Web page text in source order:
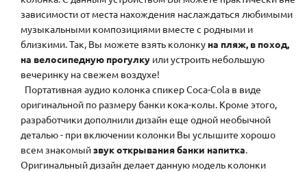
зависимости от места нахождения наслаждаться любимыми
музыкальными композициями вместе с родными и
близкими. Так, Вы можете взять колонку на пляж, в поход,
на велосипедную прогулку или устроить небольшую
вечеринку на свежем воздухе!
Портативная аудио колонка спикер Coca-Cola в виде
оригинальной по размеру банки кока-колы. Кроме этого,
разработчики дополнили дизайн еще одной необычной
деталью - при включении колонки Вы услышите хорошо
всем знакомыйзвук открывания банки напитка.
Оригинальный дизайн делает данную модель колонки